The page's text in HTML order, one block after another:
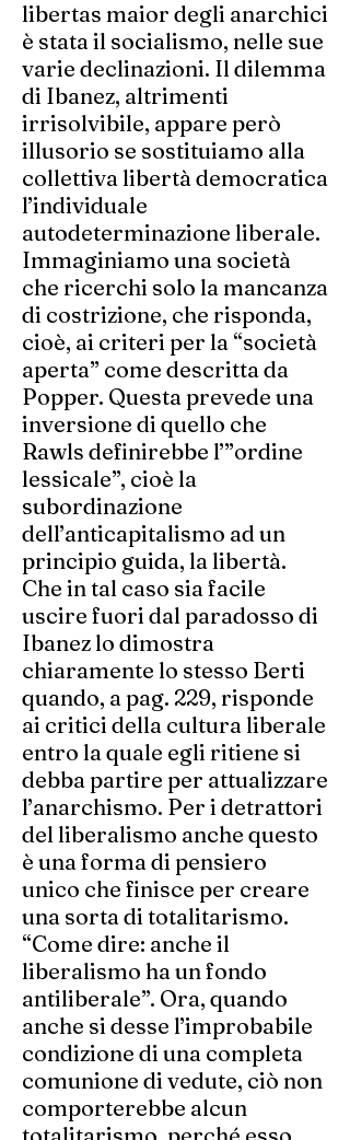
libertas maior degli anarchici
è stata il socialismo, nelle sue
varie declinazioni. Il dilemma
di Ibanez, altrimenti
irrisolvibile, appare però
illusorio se sostituiamo alla
collettiva libertà democratica
l’individuale
autodeterminazione liberale.
Immaginiamo una società
che ricerchi solo la mancanza
di costrizione, che risponda,
cioè, ai criteri per la “società
aperta” come descritta da
Popper. Questa prevede una
inversione di quello che
Rawls definirebbe l’”ordine
lessicale”, cioè la
subordinazione
dell’anticapitalismo ad un
principio guida, la libertà.
Che in tal caso sia facile
uscire fuori dal paradosso di
Ibanez lo dimostra
chiaramente lo stesso Berti
quando, a pag. 229, risponde
ai critici della cultura liberale
entro la quale egli ritiene si
debba partire per attualizzare
l’anarchismo. Per i detrattori
del liberalismo anche questo
è una forma di pensiero
unico che finisce per creare
una sorta di totalitarismo.
“Come dire: anche il
liberalismo ha un fondo
antiliberale”. Ora, quando
anche si desse l’improbabile
condizione di una completa
comunione di vedute, ciò non
comporterebbe alcun